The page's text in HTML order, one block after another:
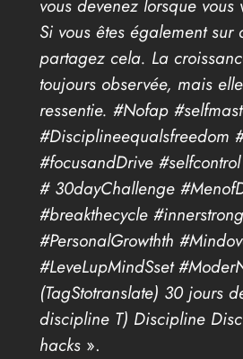
vous devenez lorsque vous
Si vous êtes également sur
partagez cela. La
toujours observée, mais
ressentie. #Nofap
#Disciplineequalsfreedom
#focusandDrive
# 30dayChallenge
#breakthecycle #innerstrong
#PersonalGrowthth
#LeveLupMindSset
(TagStotranslate) 30 jours
discipline T) Discipline
hacks ».